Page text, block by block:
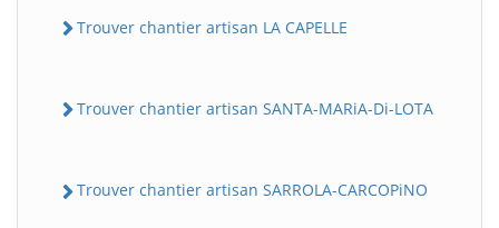
Trouver chantier artisan LA CAPELLE
Trouver chantier artisan SANTA-MARiA-Di-LOTA
Trouver chantier artisan SARROLA-CARCOPiNO